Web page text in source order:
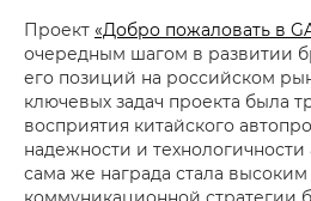
Проект «Добро пожаловать в
очередным шагом в развитии
его позиций на российском
ключевых задач проекта была
восприятия китайского
надежности и
сама же награда стала